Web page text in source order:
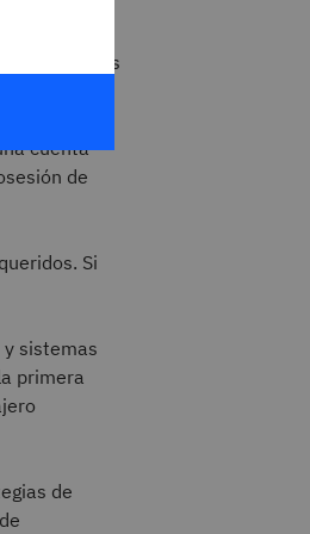
por MFA, es
factor)
al
cuenta
de
Si
sistemas
primera
de